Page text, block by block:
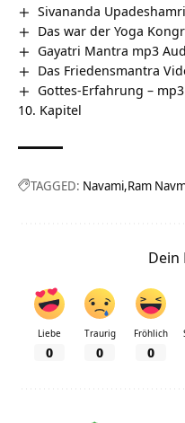
Sivananda
Das war der Yoga
Gayatri Mantra mp3
Das Friedensmantra
Gottes-Erfahrung –
10. Kapitel
TAGGED: Navami Ram
Dein
Liebe
0
Traurig
0
Fröhlich
0